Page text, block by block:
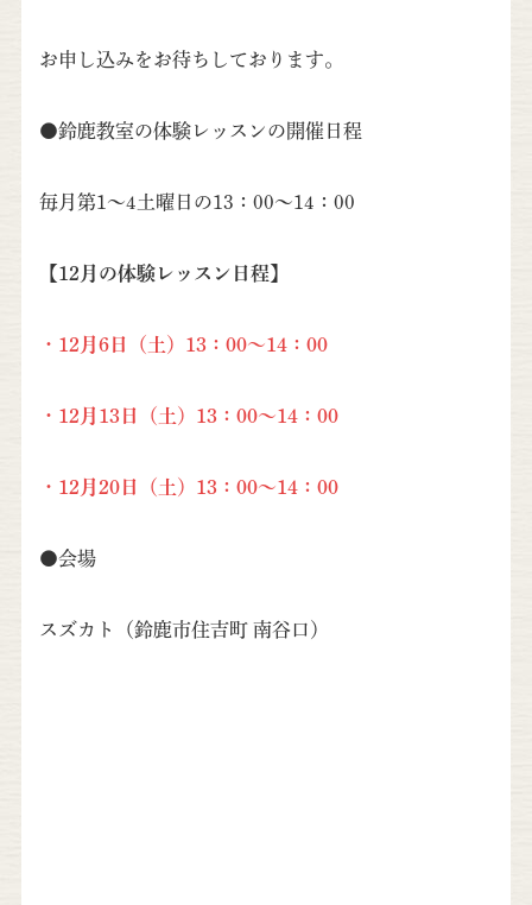
お申し込みをお待ちしております。
●鈴鹿教室の体験レッスンの開催日程
毎月第1～4土曜日の13：00～14：00
【12月の体験レッスン日程】
・12月6日（土）13：00～14：00
・12月13日（土）13：00～14：00
・12月20日（土）13：00～14：00
●会場
スズカト（鈴鹿市住吉町 南谷口）